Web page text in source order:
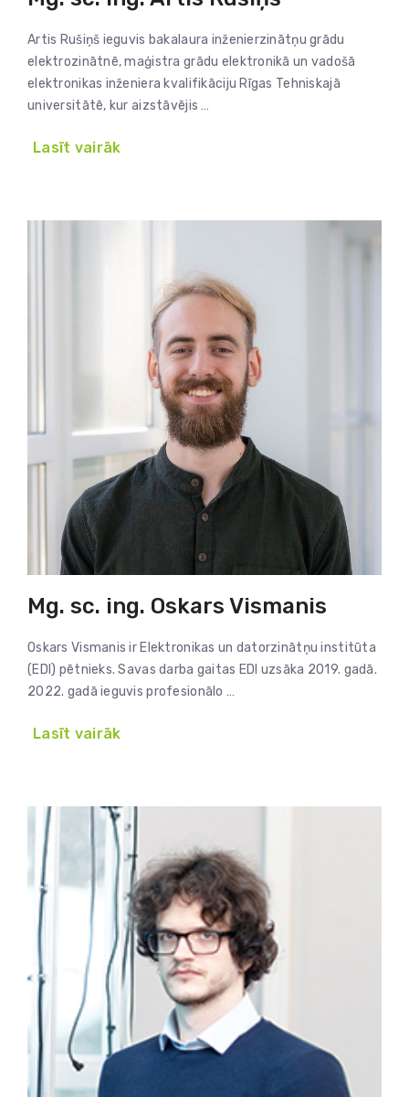
Artis Rušiņš ieguvis bakalaura inženierzinātņu grādu
elektrozinātnē, maģistra grādu elektronikā un vadošā
elektronikas inženiera kvalifikāciju Rīgas Tehniskajā
universitātē, kur aizstāvējis …
Lasīt vairāk
Mg. sc. ing. Oskars Vismanis
Oskars Vismanis ir Elektronikas un datorzinātņu institūta
(EDI) pētnieks. Savas darba gaitas EDI uzsāka 2019. gadā.
2022. gadā ieguvis profesionālo …
Lasīt vairāk